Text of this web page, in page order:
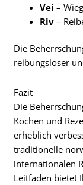
Vei –
Riv –
Die
reibungsloser
Fazit
Die
Kochen und
erheblich
traditionelle
internationalen
Leitfaden bietet